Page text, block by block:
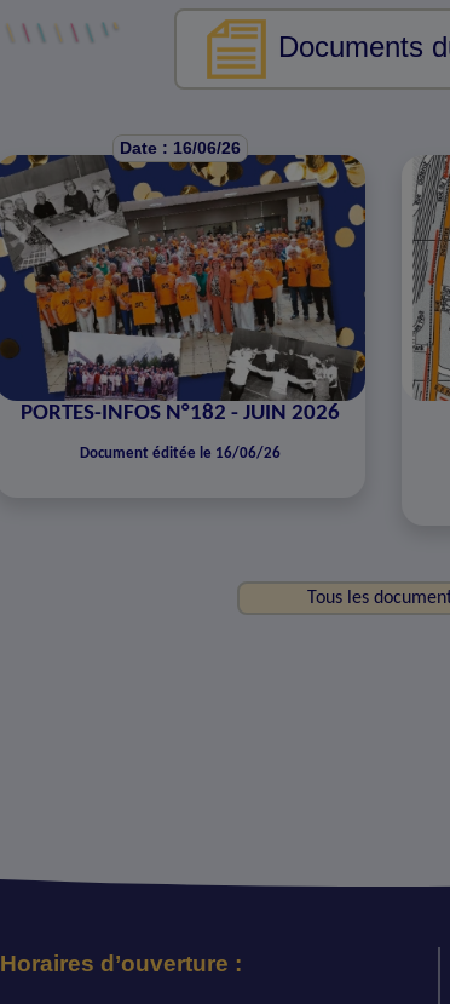
Documents
Date : 16/06/26
PORTES-INFOS N°182 - JUIN 2026
Document éditée le 16/06/26
Tous les
Horaires d’ouverture :